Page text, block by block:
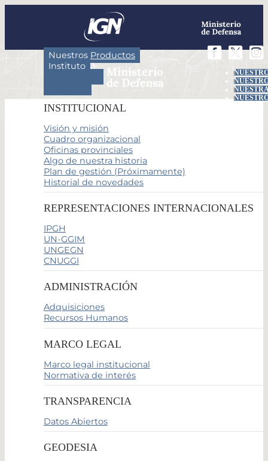
Nuestros Productos
Instituto
INSTITUCIONAL
Visión y misión
Cuadro organizacional
Oficinas provinciales
Algo de nuestra historia
Plan de gestión (Próximamente)
Historial de novedades
REPRESENTACIONES INTERNACIONALES
IPGH
UN-GGIM
UNGEGN
CNUGGI
ADMINISTRACIÓN
Adquisiciones
Recursos Humanos
MARCO LEGAL
Marco legal institucional
Normativa de interés
TRANSPARENCIA
Datos Abiertos
GEODESIA